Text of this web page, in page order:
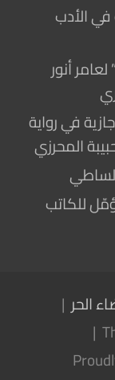
في الأدب
أنور
في رواية
المحرزي
للكاتب
الحر